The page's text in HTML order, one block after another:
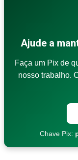
Ajude a
Faça um Pix de
nosso trabalho.
Chave Pix: